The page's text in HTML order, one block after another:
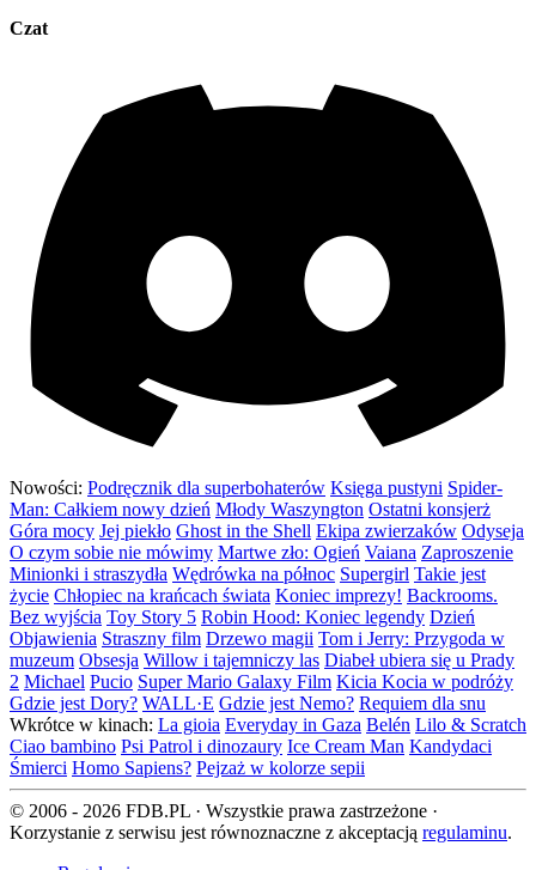
Czat
Nowości: Podręcznik dla superbohaterów Księga pustyni Spider-
Man: Całkiem nowy dzień Młody Waszyngton Ostatni konsjerż
Góra mocy Jej piekło Ghost in the Shell Ekipa zwierzaków Odyseja
O czym sobie nie mówimy Martwe zło: Ogień Vaiana Zaproszenie
Minionki i straszydła Wędrówka na północ Supergirl Takie jest
życie Chłopiec na krańcach świata Koniec imprezy! Backrooms.
Bez wyjścia Toy Story 5 Robin Hood: Koniec legendy Dzień
Objawienia Straszny film Drzewo magii Tom i Jerry: Przygoda w
muzeum Obsesja Willow i tajemniczy las Diabeł ubiera się u Prady
2 Michael Pucio Super Mario Galaxy Film Kicia Kocia w podróży
Gdzie jest Dory? WALL·E Gdzie jest Nemo? Requiem dla snu
Wkrótce w kinach: La gioia Everyday in Gaza Belén Lilo & Scratch
Ciao bambino Psi Patrol i dinozaury Ice Cream Man Kandydaci
Śmierci Homo Sapiens? Pejzaż w kolorze sepii
© 2006 - 2026 FDB.PL · Wszystkie prawa zastrzeżone ·
Korzystanie z serwisu jest równoznaczne z akceptacją regulaminu.